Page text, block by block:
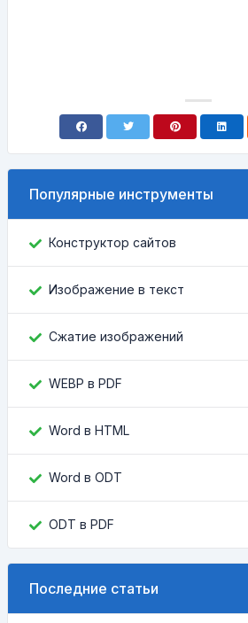
Популярные инструменты
Конструктор сайтов
Изображение в текст
Сжатие изображений
WEBP в PDF
Word в HTML
Word в ODT
ODT в PDF
Последние статьи